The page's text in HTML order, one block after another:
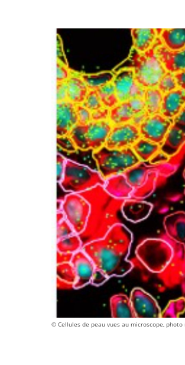
© Cellules de peau vues au microscope, photo